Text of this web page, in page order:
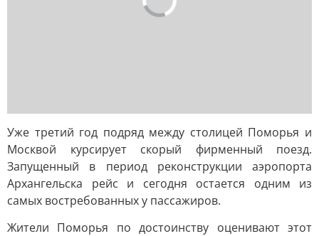
Уже третий год подряд между столицей Поморья и
Москвой курсирует скорый фирменный поезд.
Запущенный в период реконструкции аэропорта
Архангельска рейс и сегодня остается одним из
самых востребованных у пассажиров.
Жители Поморья по достоинству оценивают этот